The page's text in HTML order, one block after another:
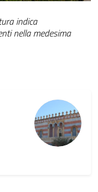
indica
nella medesima